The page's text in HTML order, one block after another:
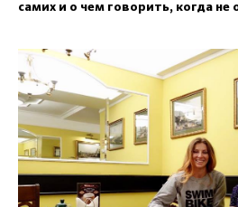
самих и о чем говорить, когда не